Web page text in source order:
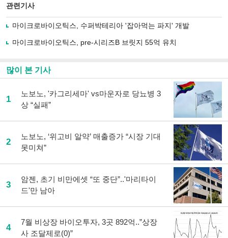
로
기
사
기
관련기사
마이크로바이오틱스, 수퍼박테리아 '잡아먹는 파지' 개발
마이크로바이오틱스, pre-시리즈B 브릿지 55억 유치
많이 본 기사
1
노보노, '카그리세마' vs마운자로 당뇨병 3
상 “실패”
2
노보노, ‘위고비 알약’ 매출증가 “시장 기대
못미쳐”
3
암젠, 초기 비만에셋 “또 중단”..'마리타이
드'만 남아
4
7월 비상장 바이오투자, 3곳 892억..”상장
사 조달제로(0)”